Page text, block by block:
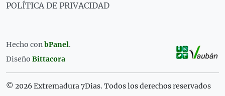
POLÍTICA DE PRIVACIDAD
Hecho conbPanel.
Diseño Bittacora
© 2026 Extremadura 7Dias. Todos los derechos reservados